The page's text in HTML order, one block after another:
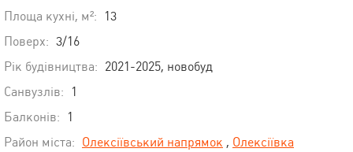
Площа кухні, м²:
13
Поверх: 3/16
Рік будівництва: 2021-2025, новобуд
Санвузлів:
1
Балконів:
1
Район міста: Олексіївський напрямок , Олексіївка